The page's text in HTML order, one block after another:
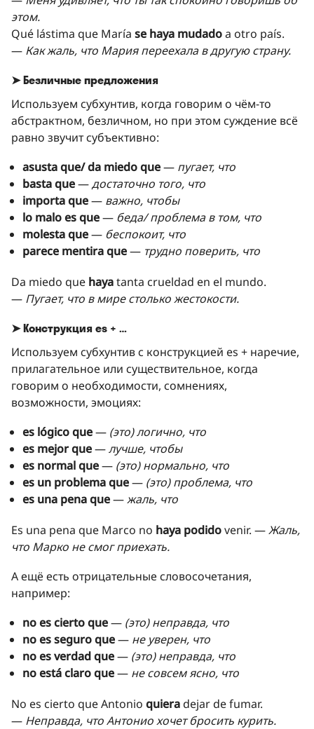
этом.
Qué lástima que María se haya mudadoa otro país.
— Как жаль, что Мария переехала в другую страну.
➤ Безличные предложения
Используем субхунтив, когда говорим о чём-то
абстрактном, безличном, но при этом суждение всё
равно звучит субъективно:
asusta que/ da miedo que— пугает, что
basta que—достаточно того, что
importa que— важно, чтобы
lo malo es que— беда/ проблема в том, что
molesta que— беспокоит, что
parece mentira que— трудно поверить, что
Da miedo que hayatanta crueldad en el mundo.
— Пугает, что в мире столько жестокости.
➤ Конструкция es + …
Используем субхунтив с конструкцией es + наречие,
прилагательное или существительное, когда
говорим о необходимости, сомнениях,
возможности, эмоциях:
es lógico que— (это) логично, что
es mejor que—лучше, чтобы
es normal que— (это) нормально, что
es un problema que— (это) проблема, что
es una pena que—жаль, что
Es una pena que Marco no haya podidovenir. —Жаль,
что Марко не смог приехать.
А ещё есть отрицательные словосочетания,
например:
no es cierto que— (это) неправда, что
no es seguro que— не уверен, что
no es verdad que— (это) неправда, что
no está claro que— не совсем ясно, что
No es cierto que Antonio quieradejar de fumar.
— Неправда, что Антонио хочет бросить курить.